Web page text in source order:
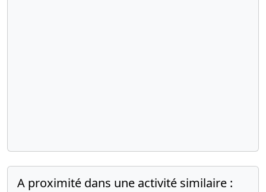
A proximité dans une activité similaire :